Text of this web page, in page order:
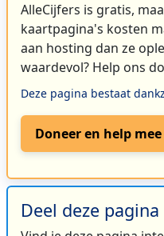
AlleCijfers is gratis,
kaartpagina's kosten
aan hosting dan ze
waardevol? Help ons
Deze pagina bestaat
Doneer en help mee
Deel deze pagina